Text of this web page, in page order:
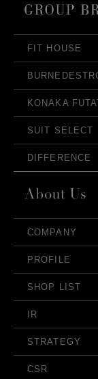
FIT HOUSE
KONAKA
SUIT SELECT
DIFFERENCE
COMPANY
PROFILE
SHOP LIST
IR
STRATEGY
CSR